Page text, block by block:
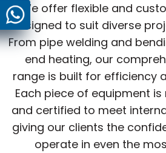
We offer flexible and
designed to suit diverse
From pipe welding and
end heating, our
range is built for efficiency
Each piece of equipment
and certified to meet
giving our clients the
operate in even the